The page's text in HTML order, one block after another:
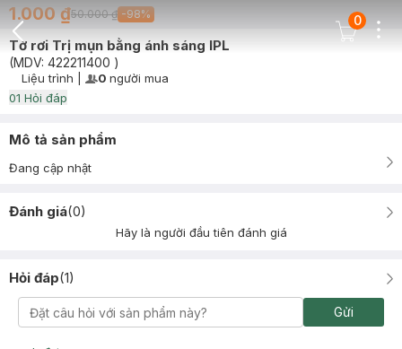
Back Icon
Cart Icon
0
1.000 ₫50.000 ₫ -98%
Tờ rơi Trị mụn bằng ánh sáng IPL
(MDV: 422211400 )
Timer Gray Icon
Liệu trình User Product Icon
0 người mua
01 Hỏi đáp
Mô tả sản phẩm
Đang cập nhật
Đánh giá(0)
Hãy là người đầu tiên đánh giá
Hỏi đáp(1)
Gửi